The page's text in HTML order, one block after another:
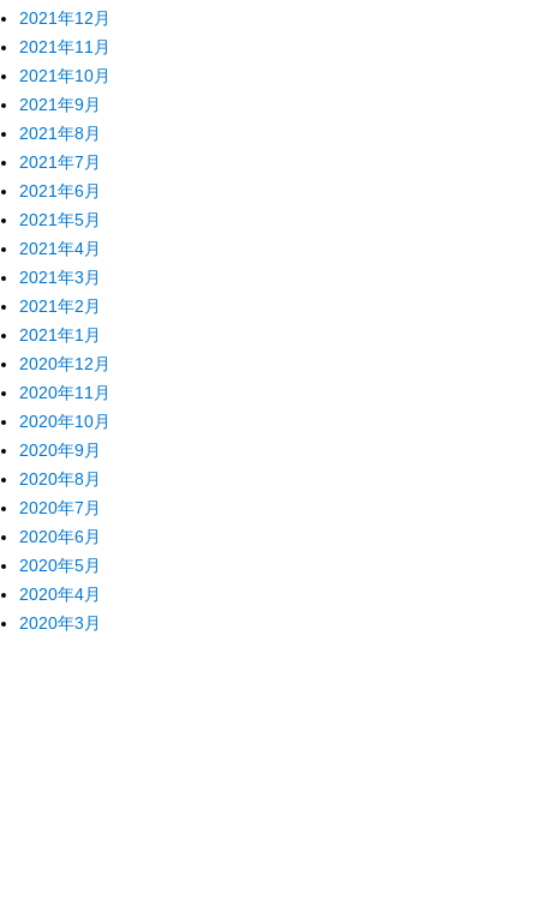
2021年12月
2021年11月
2021年10月
2021年9月
2021年8月
2021年7月
2021年6月
2021年5月
2021年4月
2021年3月
2021年2月
2021年1月
2020年12月
2020年11月
2020年10月
2020年9月
2020年8月
2020年7月
2020年6月
2020年5月
2020年4月
2020年3月